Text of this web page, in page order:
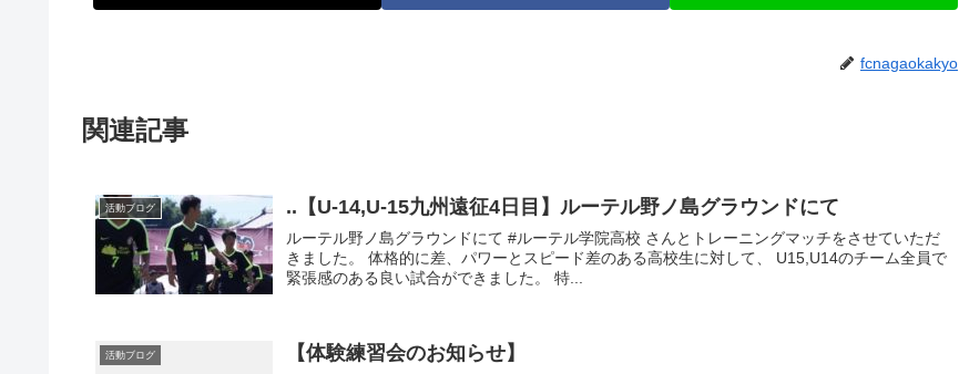
fcnagaokakyo
関連記事
活動ブログ ..【U-14,U-15九州遠征4日目】ルーテル野ノ島グラウンドにて
ルーテル野ノ島グラウンドにて #ルーテル学院高校 さんとトレーニングマッチをさせていただ
きました。 体格的に差、パワーとスピード差のある高校生に対して、 U15,U14のチーム全員で
緊張感のある良い試合ができました。 特...
活動ブログ 【体験練習会のお知らせ】